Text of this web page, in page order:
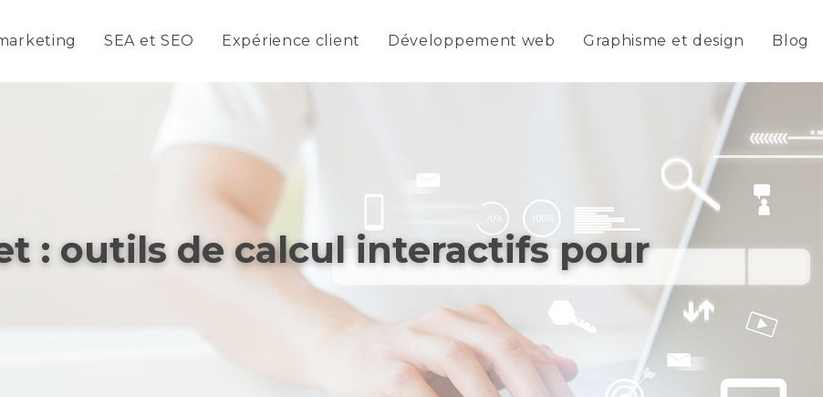
SEA et SEO Expérience client Développement web Graphisme et design Blog
: outils de calcul interactifs pour